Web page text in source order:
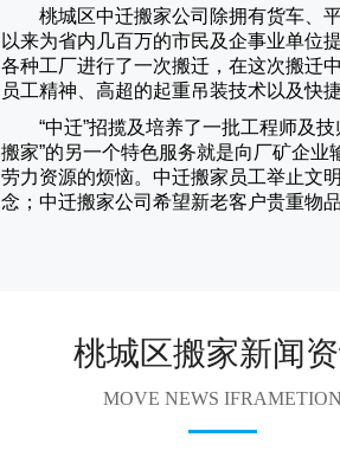
桃城区中迁搬家公司除拥有货车、
以来为省内几百万的市民及企事业单位
各种工厂进行了一次搬迁，在这次搬迁
员工精神、高超的起重吊装技术以及快
“中迁”招揽及培养了一批工程师及
搬家”的另一个特色服务就是向厂矿企
劳力资源的烦恼。中迁搬家员工举止文
念；中迁搬家公司希望新老客户贵重物品
桃城区搬家新闻
MOVE NEWS IFRAMETION